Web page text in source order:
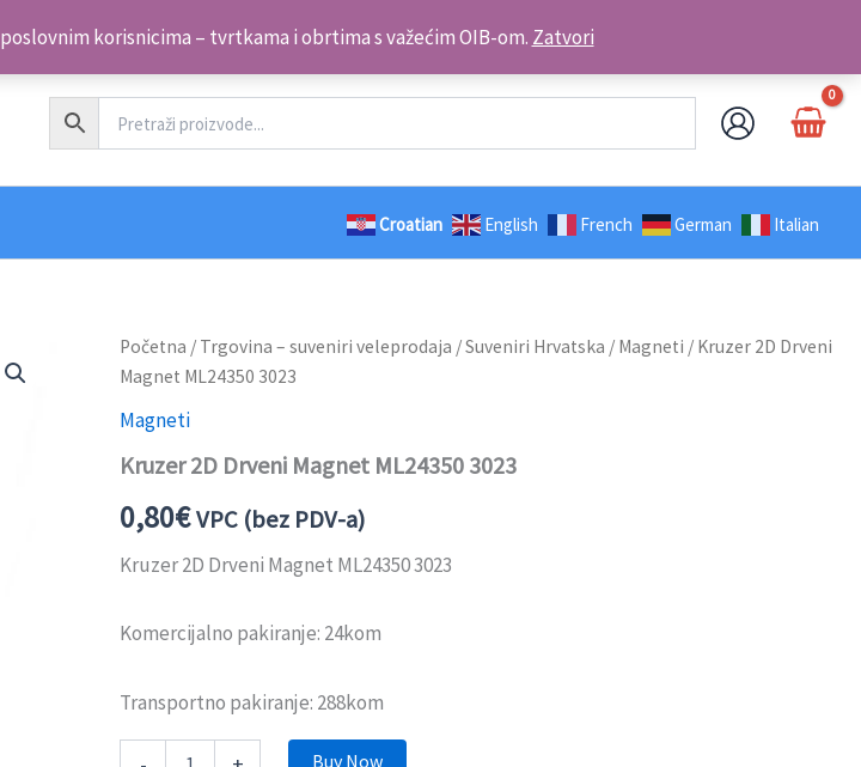
korisnicima – tvrtkama i obrtima s važećim OIB-om. ZatvoriKontakt telefon: +385 98 179 3891
Croatian English French German Italian
Početna / Trgovina – suveniri veleprodaja /Suveniri Hrvatska / Magneti / Kruzer 2D Drveni
Magnet ML24350 3023
Magneti
Kruzer 2D Drveni Magnet ML24350 3023
0,80€VPC (bez PDV-a)
Kruzer 2D Drveni Magnet ML24350 3023
Komercijalno pakiranje: 24kom
Transportno pakiranje: 288kom
Kruzer
2D
Drveni
Magnet
ML24350
3023
Buy Now